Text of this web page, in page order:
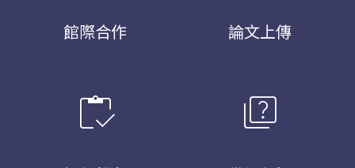
館際合作 論文上傳
inventory quiz